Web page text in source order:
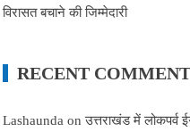
विरासत बचाने की जिम्मेदारी
RECENT
Lashaunda onउत्तराखंड में लोकपर्व